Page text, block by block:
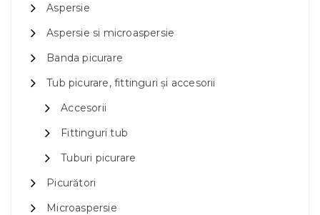
Aspersie
Aspersie si microaspersie
Banda picurare
Tub picurare, fittinguri și accesorii
Accesorii
Fittinguri tub
Tuburi picurare
Picurători
Microaspersie